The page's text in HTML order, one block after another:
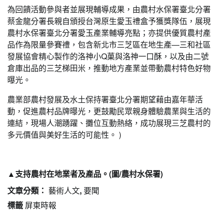
為回饋活動參與者並展現輔導成果，由農村水保署臺北分署
蔡金龍分署長親自頒授台灣原生愛玉禮盒予獲獎隊伍，展現
農村水保署臺北分署愛玉產業輔導亮點；亦提供優質農村產
品作為限量參賽禮，包含新北市三芝區在地生產—三和社區
發展協會精心製作的洛神小Q菓與洛神一口酥，以及由二號
倉庫出品的三芝梯田米，推動地方產業並帶動農村特色好物
曝光。
農業部農村發展及水土保持署臺北分署期望藉由嘉年華活
動，促進農村品牌曝光，更鼓勵民眾親身體驗農業與生活的
連結，現場人潮踴躍、攤位互動熱絡，成功展現三芝農村的
多元價值與美好生活的可能性。 )
▲支持農村在地業者及產品。(圖/農村水保署)
文章分類： 藝術人文,要聞
標籤 屏東時報